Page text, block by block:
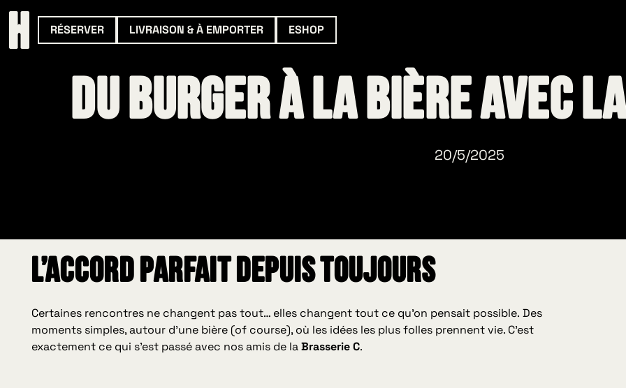
RÉSERVER LIVRAISON & À EMPORTER ESHOP
Du burger à la bière avec
20/5/2025
L’accord parfait depuis toujours
Certaines rencontres ne changent pas tout… elles changent tout ce qu’on pensait possible. Des
moments simples, autour d’une bière (of course), où les idées les plus folles prennent vie. C’est
exactement ce qui s’est passé avec nos amis de laBrasserie C.